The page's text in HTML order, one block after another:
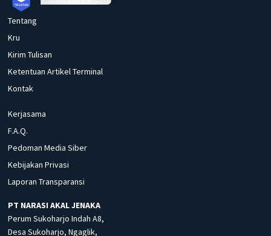
Tentang
Kru
Kirim Tulisan
Ketentuan Artikel Terminal
Kontak
Kerjasama
F.A.Q.
Pedoman Media Siber
Kebijakan Privasi
Laporan Transparansi
PT NARASI AKAL JENAKA
Perum Sukoharjo Indah A8,
Desa Sukoharjo, Ngaglik,